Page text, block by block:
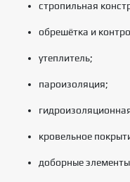
стропильная
обрешётка и
утеплитель;
пароизоляция;
кровельное
доборные